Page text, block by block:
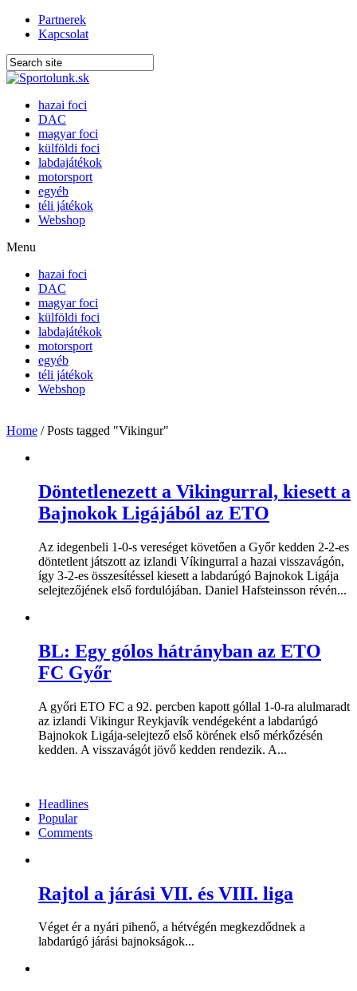
Partnerek
Kapcsolat
hazai foci
DAC
magyar foci
külföldi foci
labdajátékok
motorsport
egyéb
téli játékok
Webshop
Menu
hazai foci
DAC
magyar foci
külföldi foci
labdajátékok
motorsport
egyéb
téli játékok
Webshop
Home /Posts tagged "Vikingur"
Döntetlenezett a Vikingurral, kiesett a
Bajnokok Ligájából az ETO
Az idegenbeli 1-0-s vereséget követően a Győr kedden 2-2-es
döntetlent játszott az izlandi Víkingurral a hazai visszavágón,
így 3-2-es összesítéssel kiesett a labdarúgó Bajnokok Ligája
selejtezőjének első fordulójában. Daniel Hafsteinsson révén...
BL: Egy gólos hátrányban az ETO
FC Győr
A győri ETO FC a 92. percben kapott góllal 1-0-ra alulmaradt
az izlandi Vikingur Reykjavík vendégeként a labdarúgó
Bajnokok Ligája-selejtező első körének első mérkőzésén
kedden. A visszavágót jövő kedden rendezik. A...
Headlines
Popular
Comments
Rajtol a járási VII. és VIII. liga
Véget ér a nyári pihenő, a hétvégén megkezdődnek a
labdarúgó járási bajnokságok...